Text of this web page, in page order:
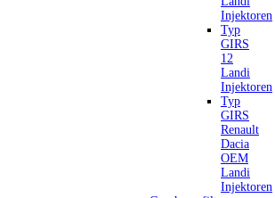
Injektoren
Typ
GIRS
12
Landi
Injektoren
Typ
GIRS
Renault
Dacia
OEM
Landi
Injektoren